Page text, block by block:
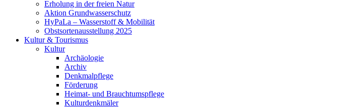
Erholung in der freien Natur
Aktion Grundwasserschutz
HyPaLa – Wasserstoff & Mobilität
Obstsortenausstellung 2025
Kultur & Tourismus
Kultur
Archäologie
Archiv
Denkmalpflege
Förderung
Heimat- und Brauchtumspflege
Kulturdenkmäler